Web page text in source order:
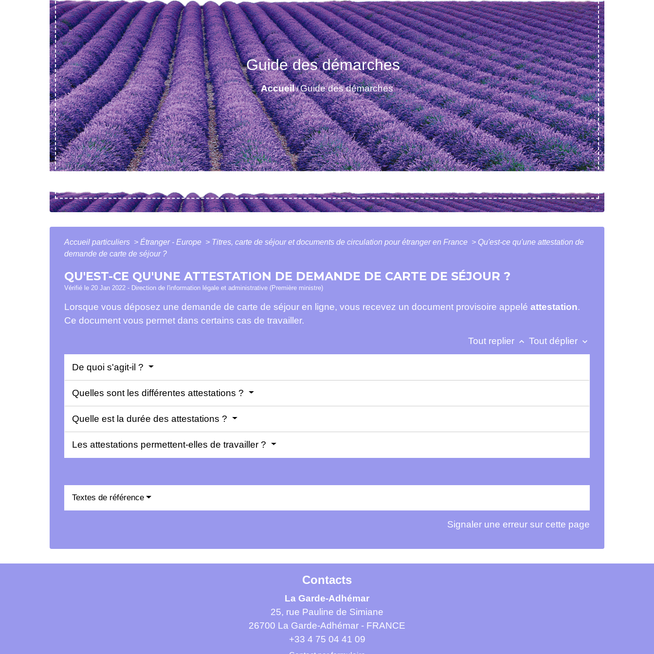
Guide des démarches
Accueil/Guide des démarches
Accueil particuliers > Étranger - Europe > Titres, carte de séjour et documents de circulation pour étranger en France > Qu'est-ce qu'une attestation de
demande de carte de séjour ?
QU'EST-CE QU'UNE ATTESTATION DE DEMANDE DE CARTE DE SÉJOUR ?
Vérifié le 20 Jan 2022 - Direction de l'information légale et administrative (Première ministre)
Lorsque vous déposez une demande de carte de séjour en ligne, vous recevez un document provisoire appelé attestation.
Ce document vous permet dans certains cas de travailler.
Tout replier keyboard_arrow_up Tout déplier keyboard_arrow_down
De quoi s'agit-il ?
Quelles sont les différentes attestations ?
Quelle est la durée des attestations ?
Les attestations permettent-elles de travailler ?
Textes de référence
Signaler une erreur sur cette page
Contacts
La Garde-Adhémar
25, rue Pauline de Simiane
26700 La Garde-Adhémar - FRANCE
+33 4 75 04 41 09